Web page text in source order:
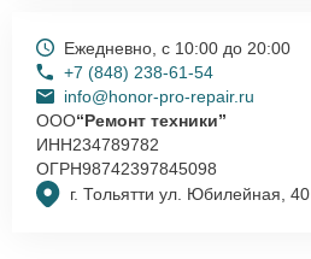
г. Тольятти ул. Юбилейная, 40
Ежедневно, с 10:00 до 20:00
+7 (848) 238-61-54
info@honor-pro-repair.ru
ООО“Ремонт техники”
ИНН234789782
ОГРН98742397845098